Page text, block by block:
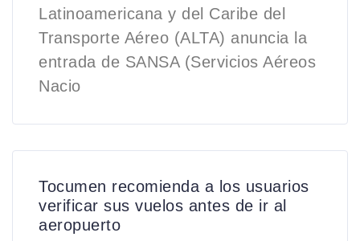
Latinoamericana y del Caribe del
Transporte Aéreo (ALTA) anuncia la
entrada de SANSA (Servicios Aéreos
Nacio
Tocumen recomienda a los usuarios
verificar sus vuelos antes de ir al
aeropuerto